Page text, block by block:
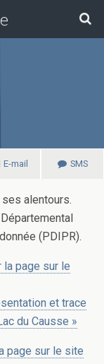
E-mail SMS
alentours.
(PDIPR).
la page sur le
et trace
du Causse »
page sur le site